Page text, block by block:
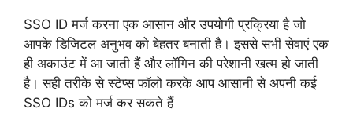
SSO ID मर्ज करना एक आसान और उपयोगी प्रक्रिया है जो
आपके डिजिटल अनुभव को बेहतर बनाती है। इससे सभी सेवाएं एक
ही अकाउंट में आ जाती हैं और लॉगिन की परेशानी खत्म हो जाती
है। सही तरीके से स्टेप्स फॉलो करके आप आसानी से अपनी कई
SSO IDs को मर्ज कर सकते हैं